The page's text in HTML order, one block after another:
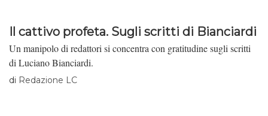
Il cattivo profeta. Sugli scritti di Bianciardi
Un manipolo di redattori si concentra con gratitudine sugli scritti
di Luciano Bianciardi.
di Redazione LC